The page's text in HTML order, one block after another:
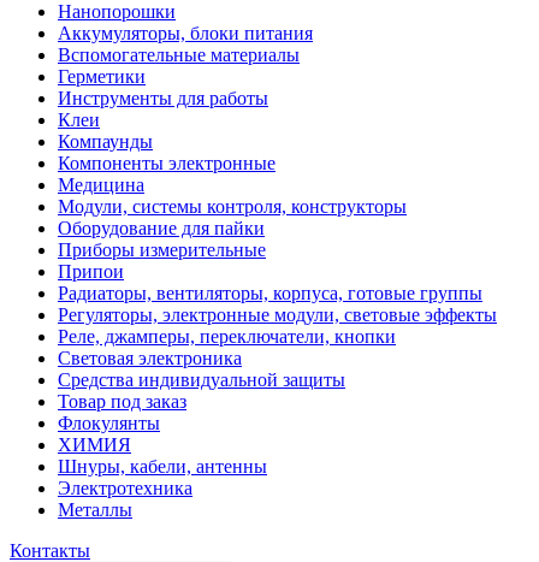
Нанопорошки
Аккумуляторы, блоки питания
Вспомогательные материалы
Герметики
Инструменты для работы
Клеи
Компаунды
Компоненты электронные
Медицина
Модули, системы контроля, конструкторы
Оборудование для пайки
Приборы измерительные
Припои
Радиаторы, вентиляторы, корпуса, готовые группы
Регуляторы, электронные модули, световые эффекты
Реле, джамперы, переключатели, кнопки
Световая электроника
Средства индивидуальной защиты
Товар под заказ
Флокулянты
ХИМИЯ
Шнуры, кабели, антенны
Электротехника
Металлы
Контакты